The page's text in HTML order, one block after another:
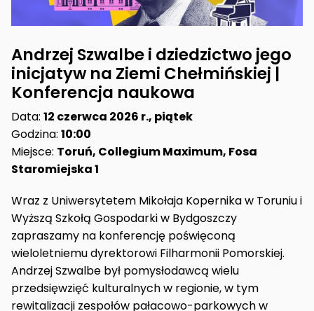
Andrzej Szwalbe i dziedzictwo jego
inicjatyw na Ziemi Chełmińskiej |
Konferencja naukowa
Data: 12 czerwca 2026 r., piątek
Godzina: 10:00
Miejsce: Toruń, Collegium Maximum, Fosa
Staromiejska 1
Wraz z Uniwersytetem Mikołaja Kopernika w Toruniui
Wyższą Szkołą Gospodarki w Bydgoszczy
zapraszamy na konferencję poświęconą
wieloletniemu dyrektorowi Filharmonii Pomorskiej.
Andrzej Szwalbe był pomysłodawcą wielu
przedsięwzięć kulturalnych w regionie, w tym
rewitalizacji zespołów pałacowo-parkowych w